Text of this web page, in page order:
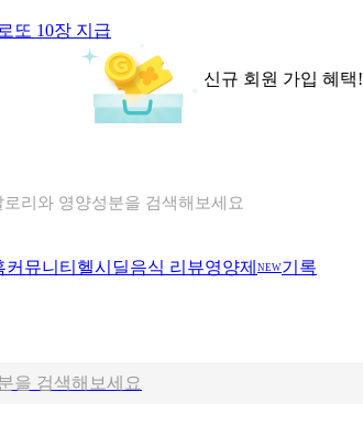
또 10장 지급
신규 회원 가입 혜택!
당 · 다이어트 음식 검색해보세요
커뮤니티 헬시딜음식 리뷰영양제 NEW기록
식 검색해보세요
를 찾아보세요